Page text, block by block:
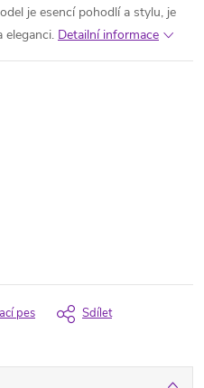
je esencí pohodlí a stylu, je
Detailní informace
pes Sdílet